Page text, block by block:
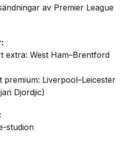
av Premier League
extra: West Ham–Brentford
premium: Liverpool–Leicester
Djordjic)
studion